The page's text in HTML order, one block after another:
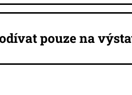
pouze na